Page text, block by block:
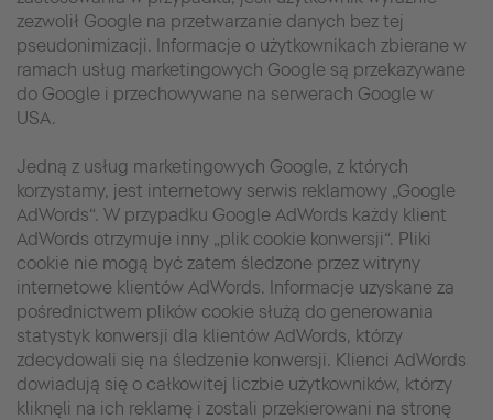
zezwolił Google na przetwarzanie danych bez tej
pseudonimizacji. Informacje o użytkownikach zbierane w
ramach usług marketingowych Google są przekazywane
do Google i przechowywane na serwerach Google w
USA.
Jedną z usług marketingowych Google, z których
korzystamy, jest internetowy serwis reklamowy „Google
AdWords“. W przypadku Google AdWords każdy klient
AdWords otrzymuje inny „plik cookie konwersji“. Pliki
cookie nie mogą być zatem śledzone przez witryny
internetowe klientów AdWords. Informacje uzyskane za
pośrednictwem plików cookie służą do generowania
statystyk konwersji dla klientów AdWords, którzy
zdecydowali się na śledzenie konwersji. Klienci AdWords
dowiadują się o całkowitej liczbie użytkowników, którzy
kliknęli na ich reklamę i zostali przekierowani na stronę